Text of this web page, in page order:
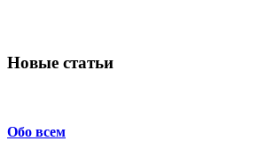
Новые статьи
Обо всем